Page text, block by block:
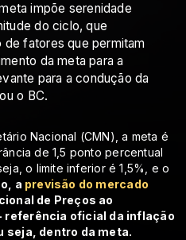
impõe serenidade
do ciclo, que
fatores que permitam
da meta para a
para a condução da
o BC.
Nacional (CMN), a meta é
de 1,5 ponto percentual
o limite inferior é 1,5%, e o
a previsão do mercado
de Preços ao
referência oficial da inflação
seja, dentro da meta.